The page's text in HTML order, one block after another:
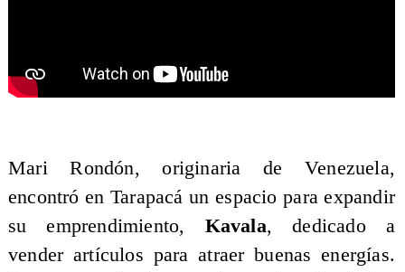
​Mari Rondón, originaria de Venezuela,
encontró en Tarapacá un espacio para expandir
su emprendimiento, Kavala, dedicado a
vender artículos para atraer buenas energías.